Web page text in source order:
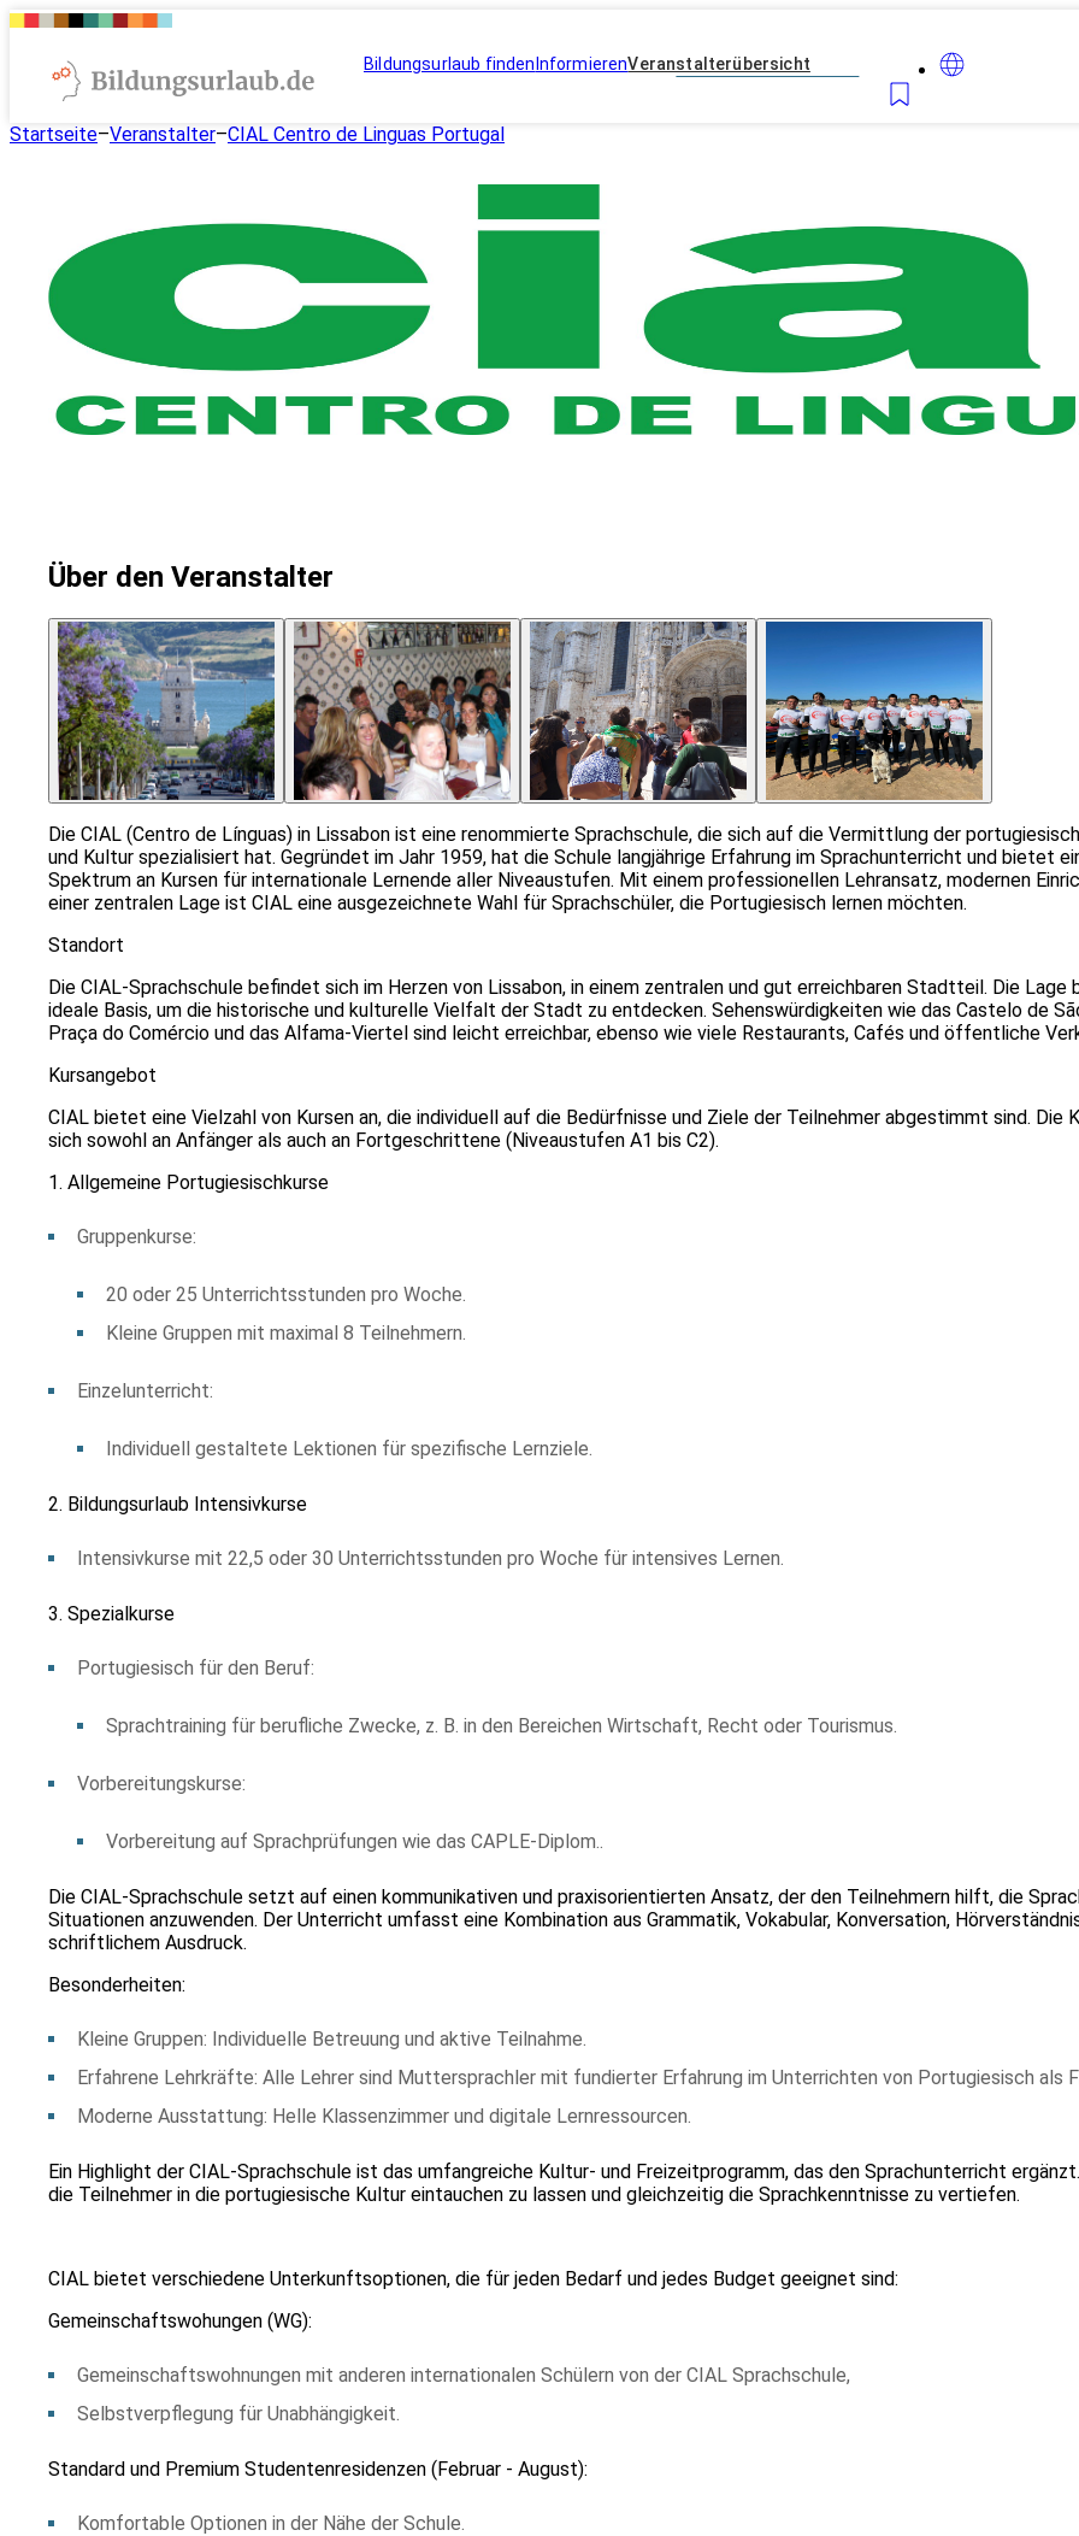
Bildungsurlaub finden InformierenVeranstalterübersicht
Startseite–Veranstalter–CIAL Centro de Linguas Portugal
Über den Veranstalter
Die CIAL (Centro de Línguas) in Lissabon ist eine renommierte Sprachschule, die sich auf die Vermittlung der
und Kultur spezialisiert hat. Gegründet im Jahr 1959, hat die Schule langjährige Erfahrung im Sprachunterricht und bietet
Spektrum an Kursen für internationale Lernende aller Niveaustufen. Mit einem professionellen Lehransatz, modernen
einer zentralen Lage ist CIAL eine ausgezeichnete Wahl für Sprachschüler, die Portugiesisch lernen möchten.
Standort
Die CIAL-Sprachschule befindet sich im Herzen von Lissabon, in einem zentralen und gut erreichbaren Stadtteil. Die Lage
ideale Basis, um die historische und kulturelle Vielfalt der Stadt zu entdecken. Sehenswürdigkeiten wie das Castelo de
Praça do Comércio und das Alfama-Viertel sind leicht erreichbar, ebenso wie viele Restaurants, Cafés und öffentliche
Kursangebot
CIAL bietet eine Vielzahl von Kursen an, die individuell auf die Bedürfnisse und Ziele der Teilnehmer abgestimmt sind. Die
sich sowohl an Anfänger als auch an Fortgeschrittene (Niveaustufen A1 bis C2).
1. Allgemeine Portugiesischkurse
Gruppenkurse:
20 oder 25 Unterrichtsstunden pro Woche.
Kleine Gruppen mit maximal 8 Teilnehmern.
Einzelunterricht:
Individuell gestaltete Lektionen für spezifische Lernziele.
2. Bildungsurlaub Intensivkurse
Intensivkurse mit 22,5 oder 30 Unterrichtsstunden pro Woche für intensives Lernen.
3. Spezialkurse
Portugiesisch für den Beruf:
Sprachtraining für berufliche Zwecke, z. B. in den Bereichen Wirtschaft, Recht oder Tourismus.
Vorbereitungskurse:
Vorbereitung auf Sprachprüfungen wie das CAPLE-Diplom..
Die CIAL-Sprachschule setzt auf einen kommunikativen und praxisorientierten Ansatz, der den Teilnehmern hilft, die
Situationen anzuwenden. Der Unterricht umfasst eine Kombination aus Grammatik, Vokabular, Konversation,
schriftlichem Ausdruck.
Besonderheiten:
Kleine Gruppen: Individuelle Betreuung und aktive Teilnahme.
Erfahrene Lehrkräfte: Alle Lehrer sind Muttersprachler mit fundierter Erfahrung im Unterrichten von Portugiesisch als
Moderne Ausstattung: Helle Klassenzimmer und digitale Lernressourcen.
Ein Highlight der CIAL-Sprachschule ist das umfangreiche Kultur- und Freizeitprogramm, das den Sprachunterricht
die Teilnehmer in die portugiesische Kultur eintauchen zu lassen und gleichzeitig die Sprachkenntnisse zu vertiefen.
CIAL bietet verschiedene Unterkunftsoptionen, die für jeden Bedarf und jedes Budget geeignet sind:
Gemeinschaftswohungen (WG):
Gemeinschaftswohnungen mit anderen internationalen Schülern von der CIAL Sprachschule,
Selbstverpflegung für Unabhängigkeit.
Standard und Premium Studentenresidenzen (Februar - August):
Komfortable Optionen in der Nähe der Schule.